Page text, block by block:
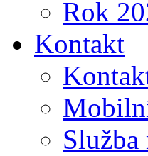
Rok
Kontakt